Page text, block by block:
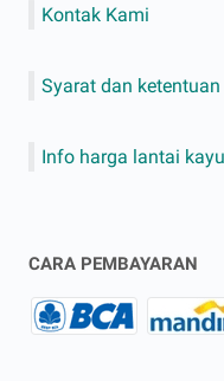
Kontak Kami
Syarat dan ketentuan
Info harga lantai kayu
CARA PEMBAYARAN